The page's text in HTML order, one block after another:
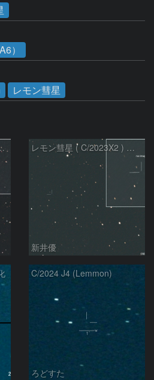
）
レモン彗星
2026/05/20 レモン彗星 ( C/2023X2 ) の予報位置：2026/05/29
新井優
C/2024 J4 (Lemmon)
ろどすた